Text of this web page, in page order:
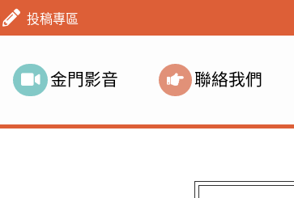
投稿專區
金門影音 聯絡我們